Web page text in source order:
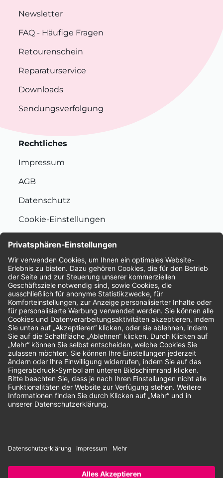
Newsletter
FAQ - Häufige Fragen
Retourenschein
Reparaturservice
Downloads
Sendungsverfolgung
Rechtliches
Impressum
AGB
Datenschutz
Cookie-Einstellungen
Bewertungen
Unsere Zahlungsarten:
Rechnung SEPA-Lastschrift Vorkasse